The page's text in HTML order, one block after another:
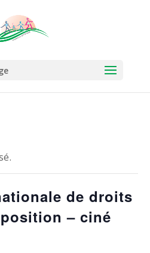
de droits
– ciné